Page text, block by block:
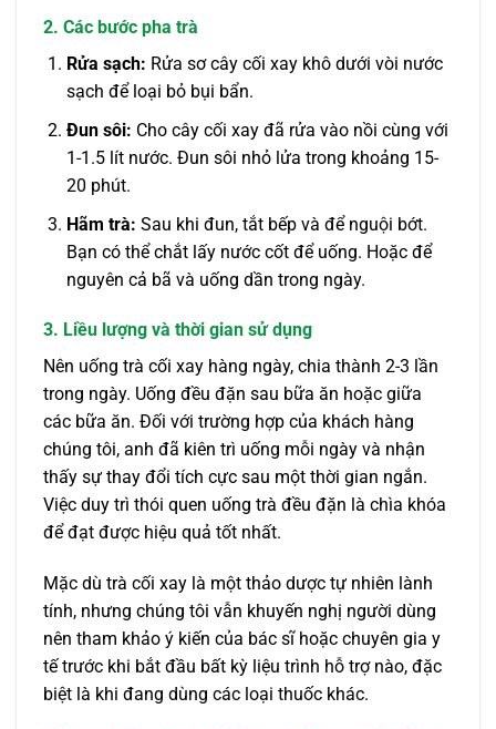
2. Các bước pha trà
Rửa sạch: Rửa sơ cây cối xay khô dưới vòi nước
sạch để loại bỏ bụi bẩn.
Đun sôi: Cho cây cối xay đã rửa vào nồi cùng với
1-1.5 lít nước. Đun sôi nhỏ lửa trong khoảng 15-
20 phút.
Hãm trà: Sau khi đun, tắt bếp và để nguội bớt.
Bạn có thể chắt lấy nước cốt để uống. Hoặc để
nguyên cả bã và uống dần trong ngày.
3. Liều lượng và thời gian sử dụng
Nên uống trà cối xay hàng ngày, chia thành 2-3 lần
trong ngày. Uống đều đặn sau bữa ăn hoặc giữa
các bữa ăn. Đối với trường hợp của khách hàng
chúng tôi, anh đã kiên trì uống mỗi ngày và nhận
thấy sự thay đổi tích cực sau một thời gian ngắn.
Việc duy trì thói quen uống trà đều đặn là chìa khóa
để đạt được hiệu quả tốt nhất.
Mặc dù trà cối xay là một thảo dược tự nhiên lành
tính, nhưng chúng tôi vẫn khuyến nghị người dùng
nên tham khảo ý kiến của bác sĩ hoặc chuyên gia y
tế trước khi bắt đầu bất kỳ liệu trình hỗ trợ nào, đặc
biệt là khi đang dùng các loại thuốc khác.